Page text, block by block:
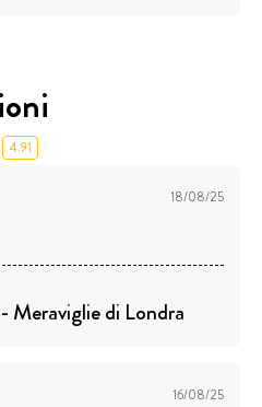
4.91
18/08/25
Meraviglie di Londra
16/08/25